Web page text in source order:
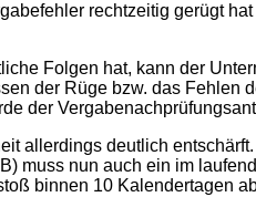
rechtzeitig gerügt hat
Folgen hat, kann der
der Rüge bzw. das
der
allerdings deutlich
muss nun auch ein im
binnen 10 Kalendertagen